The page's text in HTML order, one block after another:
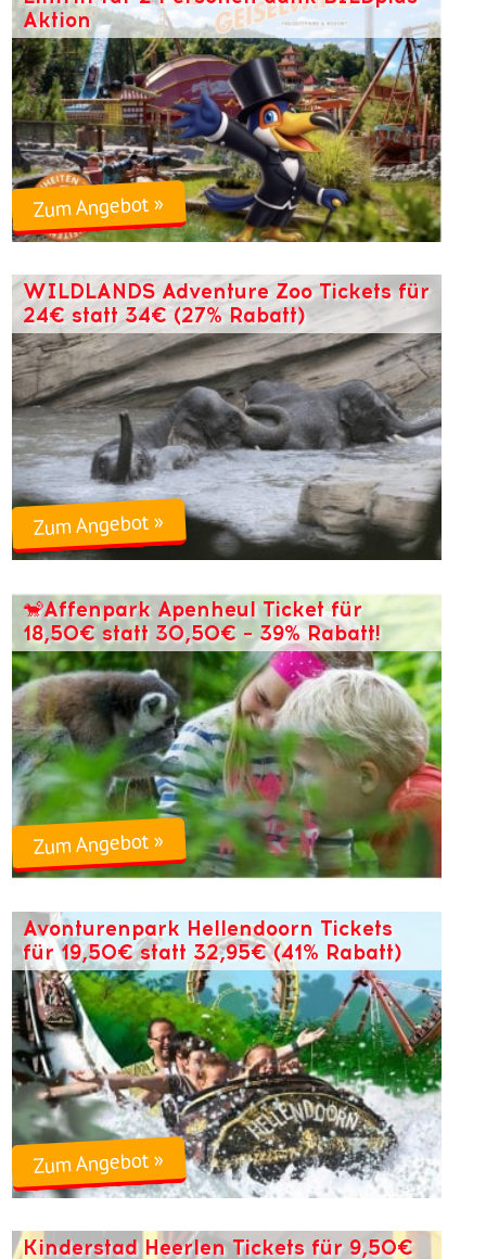
Zum Angebot »
Aktion
Zum Angebot »
WILDLANDS Adventure Zoo Tickets für
24€ statt 34€ (27% Rabatt)
Zum Angebot »
🐒Affenpark Apenheul Ticket für
18,50€ statt 30,50€ – 39% Rabatt!
Zum Angebot »
Avonturenpark Hellendoorn Tickets
für 19,50€ statt 32,95€ (41% Rabatt)
Kinderstad Heerlen Tickets für 9,50€